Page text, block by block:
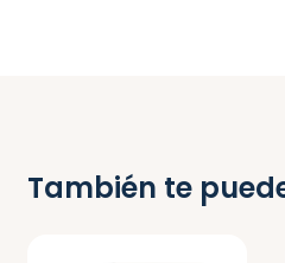
También te